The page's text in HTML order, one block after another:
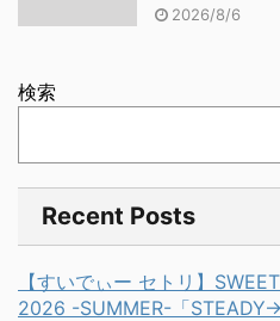
2026/8/6
検索
Recent Posts
【すいでぃー セトリ】
2026 -SUMMER-「